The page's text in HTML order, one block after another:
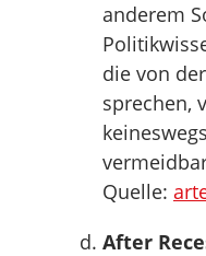
anderem
die von
sprechen,
Quelle:
After